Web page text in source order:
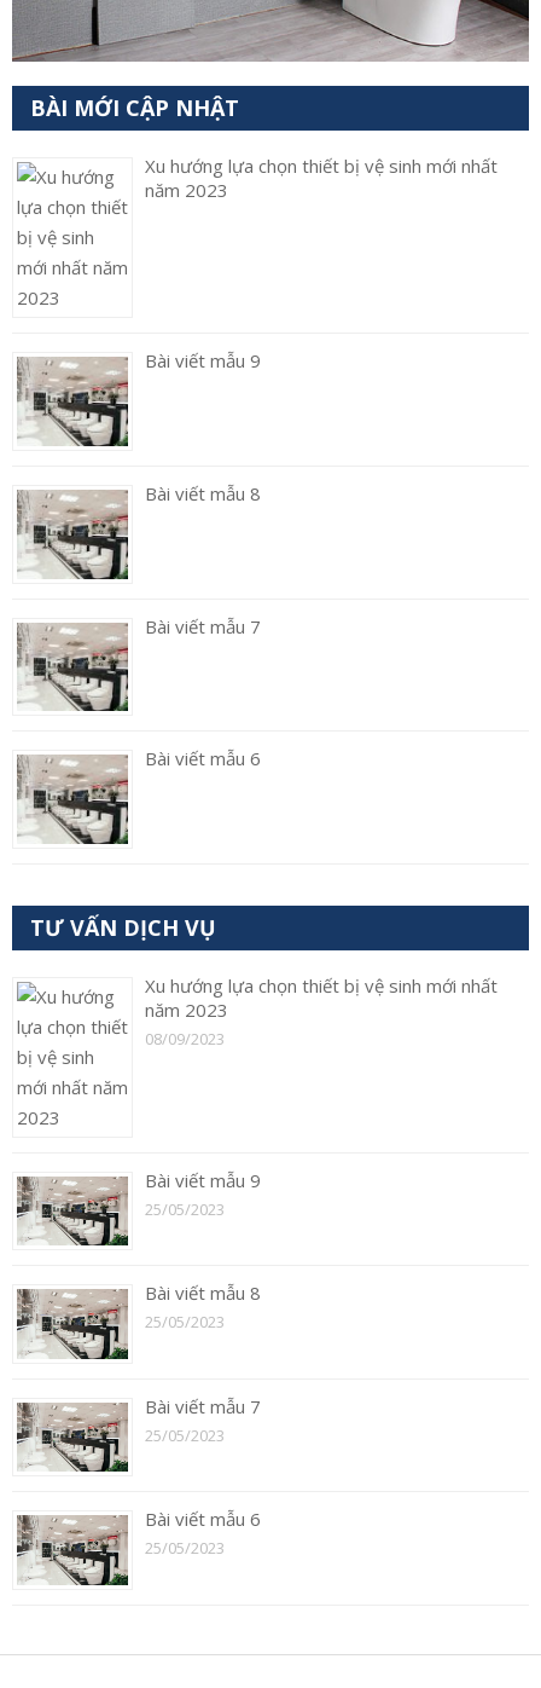
BÀI MỚI CẬP NHẬT
Xu hướng lựa chọn thiết bị vệ sinh mới nhất
năm 2023
Bài viết mẫu 9
Bài viết mẫu 8
Bài viết mẫu 7
Bài viết mẫu 6
TƯ VẤN DỊCH VỤ
Xu hướng lựa chọn thiết bị vệ sinh mới nhất
năm 2023
08/09/2023
Bài viết mẫu 9
25/05/2023
Bài viết mẫu 8
25/05/2023
Bài viết mẫu 7
25/05/2023
Bài viết mẫu 6
25/05/2023